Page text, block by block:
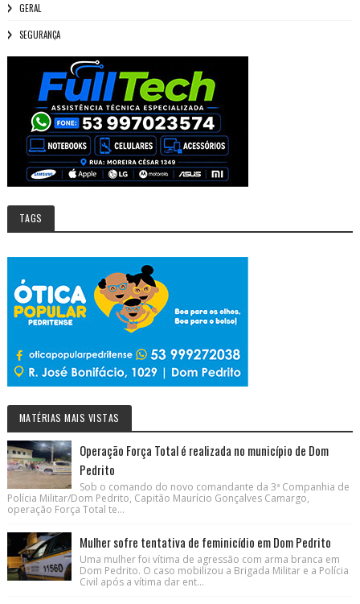
GERAL
SEGURANÇA
TAGS
MATÉRIAS MAIS VISTAS
Operação Força Total é realizada no município de Dom
Pedrito
Sob o comando do novo comandante da 3ª Companhia de
Polícia Militar/Dom Pedrito, Capitão Maurício Gonçalves Camargo,
operação Força Total te...
Mulher sofre tentativa de feminicídio em Dom Pedrito
Uma mulher foi vítima de agressão com arma branca em
Dom Pedrito. O caso mobilizou a Brigada Militar e a Polícia
Civil após a vítima dar ent...